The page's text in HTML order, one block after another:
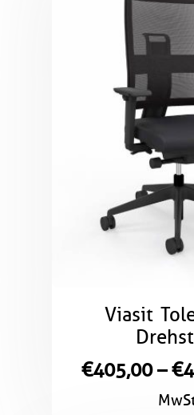
Viasit
€405,00–€